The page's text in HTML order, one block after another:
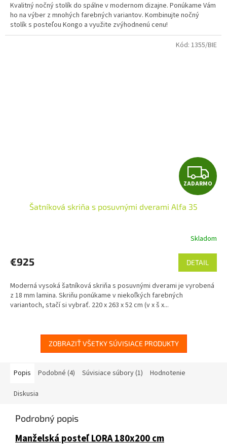
Kvalitný nočný stolík do spálne v modernom dizajne. Ponúkame Vám
ho na výber z mnohých farebných variantov. Kombinujte nočný
stolík s posteľou Kongo a využite zvýhodnenú cenu!
Z
A
A
R
M
ZADARMO
Šatníková skriňa s posuvnými dverami Alfa 35
Skladom
€925 DETAIL
Moderná vysoká šatníková skriňa s posuvnými dverami je vyrobená
z 18 mm lamina. Skriňu ponúkame v niekoľkých farebných
variantoch, stačí si vybrať. 220 x 263 x 52 cm (v x š x...
Kód: 1355/BIE
ZOBRAZIŤ VŠETKY SÚVISIACE PRODUKTY
Popis Podobné (4) Súvisiace súbory (1) Hodnotenie
Diskusia
Podrobný popis
Manželská posteľ LORA 180x200 cm